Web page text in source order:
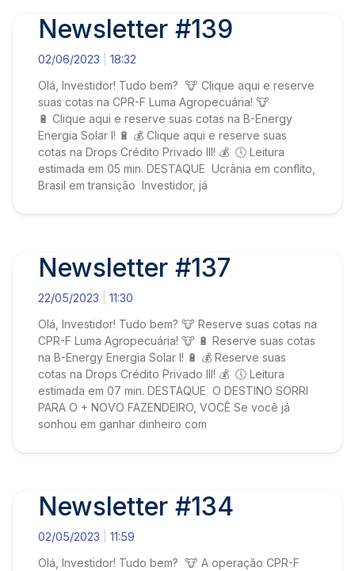
Newsletter #139
02/06/2023
18:32
Olá, Investidor! Tudo bem? 🐮 Clique aqui e reserve
suas cotas na CPR-F Luma Agropecuária! 🐮
🔋 Clique aqui e reserve suas cotas na B-Energy
Energia Solar I! 🔋 💰 Clique aqui e reserve suas
cotas na Drops Crédito Privado III! 💰 🕔 Leitura
estimada em 05 min. DESTAQUE Ucrânia em conflito,
Brasil em transição Investidor, já
Newsletter #137
22/05/2023
11:30
Olá, Investidor! Tudo bem? 🐮 Reserve suas cotas na
CPR-F Luma Agropecuária! 🐮 🔋 Reserve suas cotas
na B-Energy Energia Solar I! 🔋 💰 Reserve suas
cotas na Drops Crédito Privado III! 💰 🕔 Leitura
estimada em 07 min. DESTAQUE O DESTINO SORRI
PARA O + NOVO FAZENDEIRO, VOCÊ Se você já
sonhou em ganhar dinheiro com
Newsletter #134
02/05/2023
11:59
Olá, Investidor! Tudo bem? 🐮 A operação CPR-F